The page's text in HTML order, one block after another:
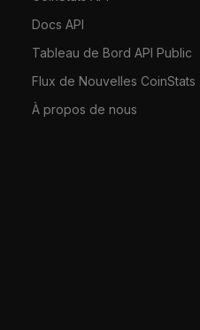
Docs API
Tableau de Bord API Public
Flux de Nouvelles CoinStats
À propos de nous